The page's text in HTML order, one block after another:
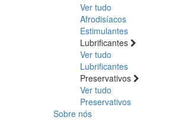
Ver tudo
Afrodisíacos
Estimulantes
Lubrificantes
Ver tudo
Lubrificantes
Preservativos
Ver tudo
Preservativos
Sobre nós